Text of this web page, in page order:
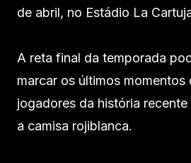
de abril, no Estádio La
A reta final da temporada
marcar os últimos momentos
jogadores da história
a camisa rojiblanca.